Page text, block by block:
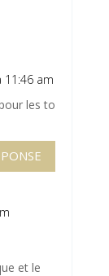
11:46 am
les to
et le